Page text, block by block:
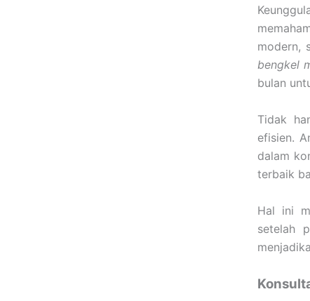
modern,
bengkel
bulan
Tidak
efisien.
dalam
terbaik
Hal ini
setelah